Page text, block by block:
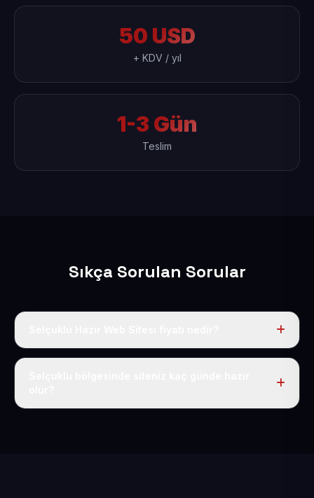
50 USD
+ KDV / yıl
1-3 Gün
Teslim
Sıkça Sorulan Sorular
Tek fiyat uygulanır: yıllık 50 USD + KDV. Bu bedele alan